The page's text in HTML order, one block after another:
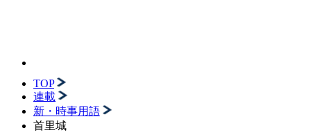
TOP
連載
新・時事用語
首里城